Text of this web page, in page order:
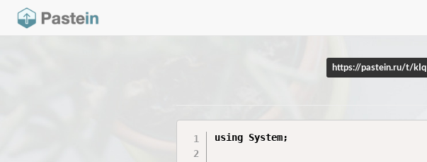
https://pastein.ru/t/kIq
using System;